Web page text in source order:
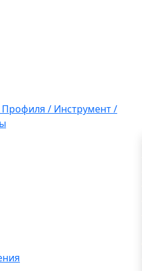
Профиля / Инструмент /